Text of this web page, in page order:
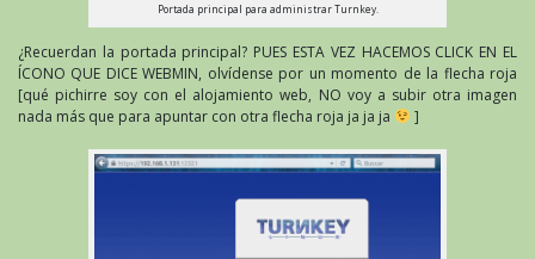
Portada principal para administrar Turnkey.
¿Recuerdan la portada principal? PUES ESTA VEZ HACEMOS CLICK EN EL
ÍCONO QUE DICE WEBMIN, olvídense por un momento de la flecha roja
[qué pichirre soy con el alojamiento web, NO voy a subir otra imagen
nada más que para apuntar con otra flecha roja ja ja ja
]